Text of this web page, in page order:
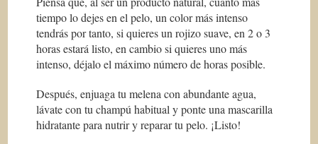
tiempo lo dejes en el pelo, un color más intenso
tendrás por tanto, si quieres un rojizo suave, en 2 o 3
horas estará listo, en cambio si quieres uno más
intenso, déjalo el máximo número de horas posible.
Después, enjuaga tu melena con abundante agua,
lávate con tu champú habitual y ponte una mascarilla
hidratante para nutrir y reparar tu pelo. ¡Listo!